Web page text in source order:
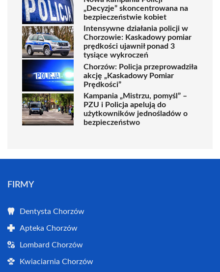
„Decyzje” skoncentrowana na
bezpieczeństwie kobiet
Intensywne działania policji w
Chorzowie: Kaskadowy pomiar
prędkości ujawnił ponad 3
tysiące wykroczeń
Chorzów: Policja przeprowadziła
akcję „Kaskadowy Pomiar
Prędkości”
Kampania „Mistrzu, pomyśl” –
PZU i Policja apelują do
użytkowników jednośladów o
bezpieczeństwo
FIRMY
Dentysta Chorzów
Apteka Chorzów
Lombard Chorzów
Kwiaciarnia Chorzów